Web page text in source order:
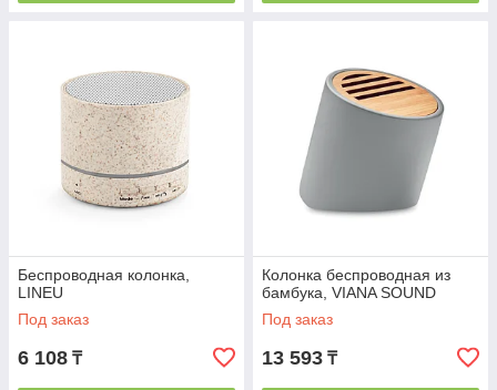
Беспроводная колонка,
LINEU
Под заказ
6 108 ₸
Колонка беспроводная из
бамбука, VIANA SOUND
Под заказ
13 593 ₸